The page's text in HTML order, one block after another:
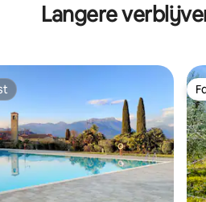
Langere